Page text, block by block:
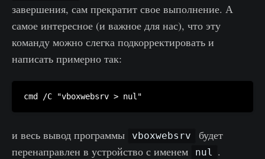
завершения, сам прекратит свое выполнение. А
самое интересное (и важное для нас), что эту
команду можно слегка подкорректировать и
написать примерно так:
и весь вывод программы vboxwebsrv
будет
перенаправлен в устройство с именем
nul .